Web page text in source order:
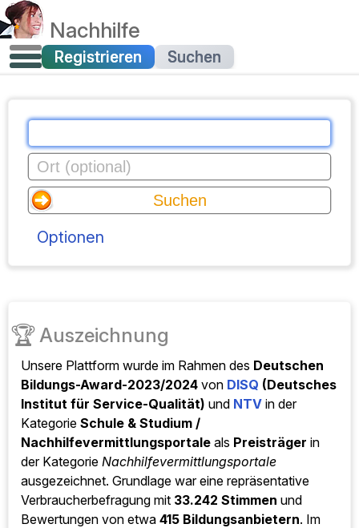
Nachhilfe
Registrieren Suchen
Optionen
🏆Auszeichnung
Unsere Plattform wurde im Rahmen des Deutschen
Bildungs-Award-2023/2024 von DISQ (Deutsches
Institut für Service-Qualität) und NTV in der
Kategorie Schule & Studium /
Nachhilfevermittlungsportale als Preisträger in
der Kategorie Nachhilfevermittlungsportale
ausgezeichnet. Grundlage war eine repräsentative
Verbraucherbefragung mit 33.242 Stimmen und
Bewertungen von etwa 415 Bildungsanbietern. Im